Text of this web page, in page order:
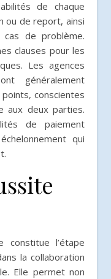
de chaque
ou de report, ainsi
de problème.
clauses pour les
Les agences
généralement
conscientes
aux deux parties.
de paiement
qui
constitue l’étape
la collaboration
Elle permet non